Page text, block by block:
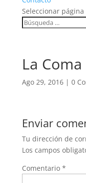
Seleccionar página
La
Ago 29, 2016| 0
Enviar
Tu dirección de
Los campos
Comentario *